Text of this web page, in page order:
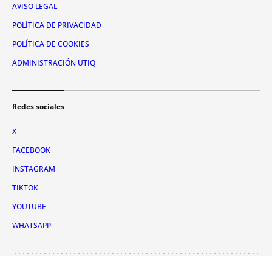
AVISO LEGAL
POLÍTICA DE PRIVACIDAD
POLÍTICA DE COOKIES
ADMINISTRACIÓN UTIQ
Redes sociales
X
FACEBOOK
INSTAGRAM
TIKTOK
YOUTUBE
WHATSAPP